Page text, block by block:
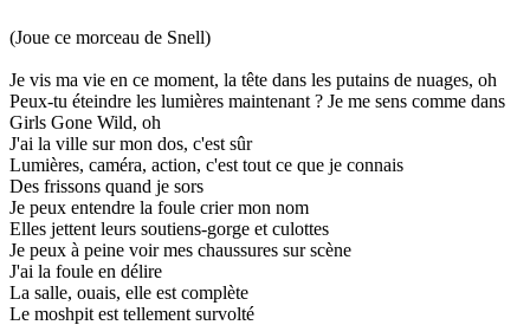
(Joue ce morceau de Snell)
Je vis ma vie en ce moment, la tête dans les putains de nuages, oh
Peux-tu éteindre les lumières maintenant ? Je me sens comme dans
Girls Gone Wild, oh
J'ai la ville sur mon dos, c'est sûr
Lumières, caméra, action, c'est tout ce que je connais
Des frissons quand je sors
Je peux entendre la foule crier mon nom
Elles jettent leurs soutiens-gorge et culottes
Je peux à peine voir mes chaussures sur scène
J'ai la foule en délire
La salle, ouais, elle est complète
Le moshpit est tellement survolté